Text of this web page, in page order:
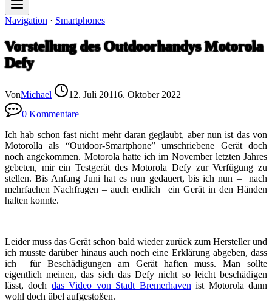
Navigation · Smartphones
Vorstellung des Outdoorhandys Motorola
Defy
VonMichael 12. Juli 20116. Oktober 2022
0 Kommentare
Ich hab schon fast nicht mehr daran geglaubt, aber nun ist das von
Motorolla als “Outdoor-Smartphone” umschriebene Gerät doch
noch angekommen. Motorola hatte ich im November letzten Jahres
gebeten, mir ein Testgerät des Motorola Defy zur Verfügung zu
stellen. Bis Anfang Juni hat es nun gedauert, bis ich nun – nach
mehrfachen Nachfragen – auch endlich ein Gerät in den Händen
halten konnte.
Leider muss das Gerät schon bald wieder zurück zum Hersteller und
ich musste darüber hinaus auch noch eine Erklärung abgeben, dass
ich für Beschädigungen am Gerät haften muss. Man sollte
eigentlich meinen, das sich das Defy nicht so leicht beschädigen
lässt, doch das Video von Stadt Bremerhaven ist Motorola dann
wohl doch übel aufgestoßen.